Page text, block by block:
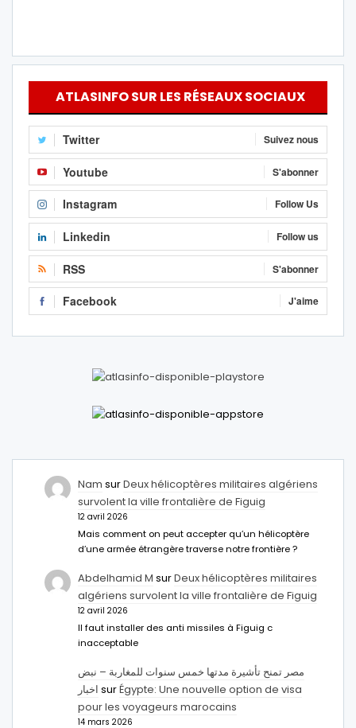
ATLASINFO SUR LES RÉSEAUX SOCIAUX
Twitter Suivez nous
Youtube S'abonner
Instagram Follow Us
Linkedin Follow us
RSS S'abonner
Facebook J'aime
Nam surDeux hélicoptères militaires algériens
survolent la ville frontalière de Figuig
12 avril 2026
Mais comment on peut accepter qu’un hélicoptère
d’une armée étrangère traverse notre frontière ?
Abdelhamid M surDeux hélicoptères militaires
algériens survolent la ville frontalière de Figuig
12 avril 2026
Il faut installer des anti missiles à Figuig c
inacceptable
مصر تمنح تأشيرة مدتها خمس سنوات للمغاربة – نبض
اخبار surÉgypte: Une nouvelle option de visa
pour les voyageurs marocains
14 mars 2026